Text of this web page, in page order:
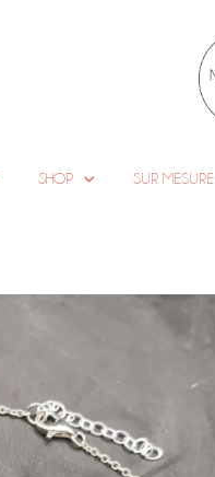
SHOP SUR MESURE